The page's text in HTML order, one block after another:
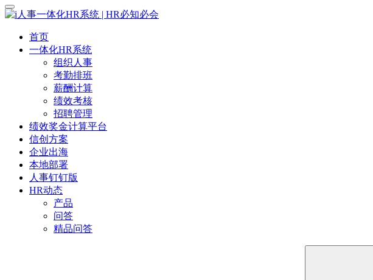
首页
一体化HR系统
组织人事
考勤排班
薪酬计算
绩效考核
招聘管理
绩效奖金计算平台
信创方案
企业出海
本地部署
人事钉钉版
HR动态
产品
问答
精品问答